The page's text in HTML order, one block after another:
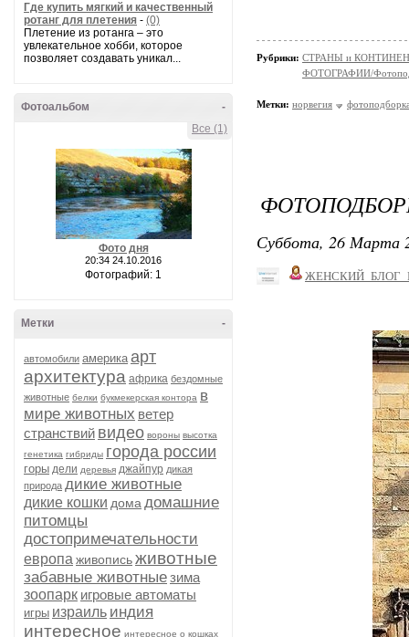
Где купить мягкий и качественный
ротанг для плетения - (0)
Плетение из ротанга – это
увлекательное хобби, которое
позволяет создавать уникал...
-
Фотоальбом
Все (1)
Фото дня
20:34 24.10.2016
Фотографий: 1
-
Метки
автомобили америка арт
архитектура африка бездомные
животные белки букмекерская контора в
мире животных ветер
странствий видео вороны высотка
генетика гибриды города россии
горы дели деревья джайпур дикая
природа дикие животные
дикие кошки дома домашние
питомцы
достопримечательности
европа живописьживотные
забавные животныезима
зоопарк игровые автоматы
игры израиль индия
интересное интересное о кошках
Рубрики: СТРАНЫ и
ФОТОГРАФИИ/
Метки: норвегия
Суббота, 26 Марта